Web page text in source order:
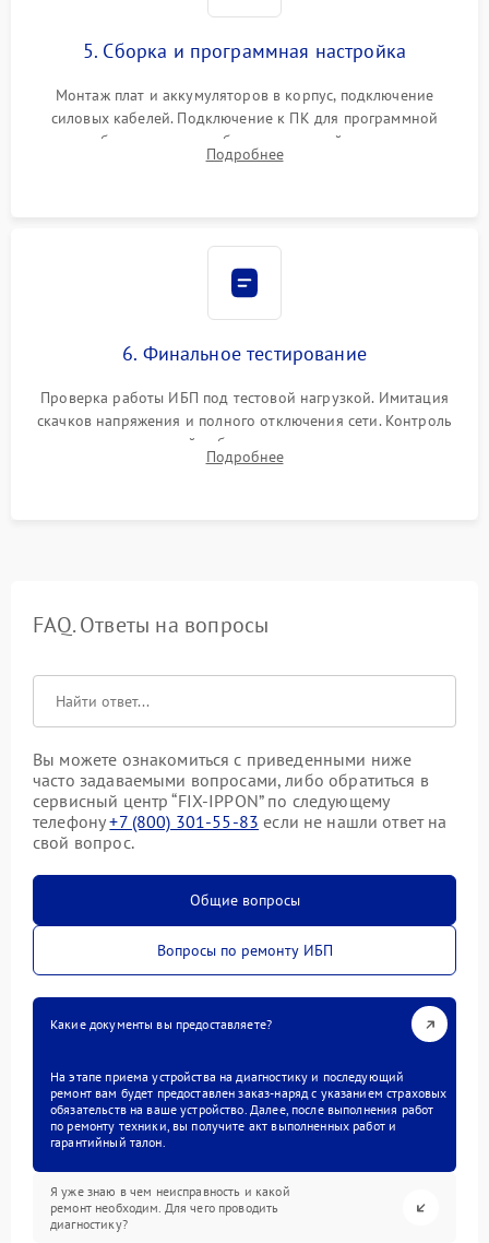
5. Сборка и программная настройка
Монтаж плат и аккумуляторов в корпус, подключение
силовых кабелей. Подключение к ПК для программной
калибровки констант батареи, настройки порогов
срабатывания AVR и сброса счетчиков старения АКБ.
Подробнее
6. Финальное тестирование
Проверка работы ИБП под тестовой нагрузкой. Имитация
скачков напряжения и полного отключения сети. Контроль
времени автономной работы, температурного режима и
корректности формы выходного сигнала.
Подробнее
FAQ. Ответы на вопросы
Вы можете ознакомиться с приведенными ниже
часто задаваемыми вопросами, либо обратиться в
сервисный центр “FIX-IPPON” по следующему
телефону+7 (800) 301-55-83 если не нашли ответ на
свой вопрос.
Общие вопросы
Вопросы по ремонту ИБП
Какие документы вы предоставляете?
На этапе приема устройства на диагностику и последующий
ремонт вам будет предоставлен заказ-наряд с указанием страховых
обязательств на ваше устройство. Далее, после выполнения работ
по ремонту техники, вы получите акт выполненных работ и
гарантийный талон.
Я уже знаю в чем неисправность и какой
ремонт необходим. Для чего проводить
диагностику?